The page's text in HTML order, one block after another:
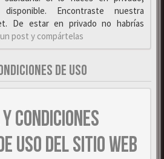
Encontraste nuestra
De estar en privado no habrías
post y compártelas
DE USO
CONDICIONES
USO DEL SITIO WEB